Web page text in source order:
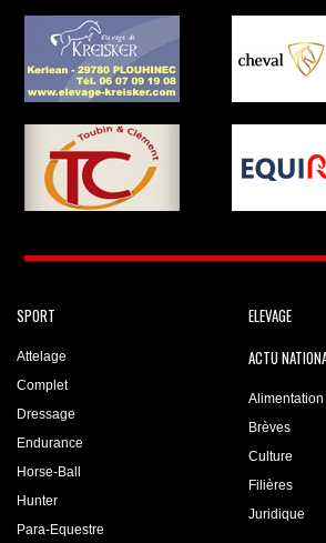
SPORT
Attelage
Complet
Dressage
Endurance
Horse-Ball
Hunter
Para-Equestre
ELEVAGE
ACTU
Brèves
Culture
Filières
Juridique